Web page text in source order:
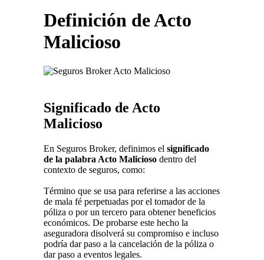
Definición de Acto
Malicioso
Significado de Acto
Malicioso
En Seguros Broker, definimos el significado
de la palabra Acto Malicioso dentro del
contexto de seguros, como:
Término que se usa para referirse a las acciones
de mala fé perpetuadas por el tomador de la
póliza o por un tercero para obtener beneficios
económicos. De probarse este hecho la
aseguradora disolverá su compromiso e incluso
podría dar paso a la cancelación de la póliza o
dar paso a eventos legales.